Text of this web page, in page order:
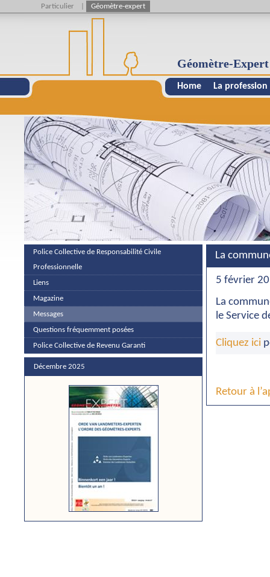
Géomètre-Expert
Home La profession
Police Collective de Responsabilité Civile
Professionnelle
Liens
Magazine
Messages
Questions fréquemment posées
Police Collective de Revenu Garanti
Décembre 2025
La
5 février
La
le Service
Cliquez ici
Retour à
Particulier Géomètre-expert